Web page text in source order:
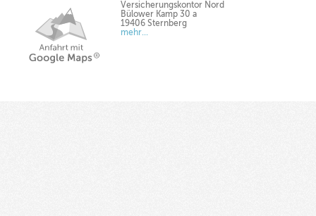
Versicherungskontor Nord
Bülower Kamp 30 a
19406 Sternberg
mehr...